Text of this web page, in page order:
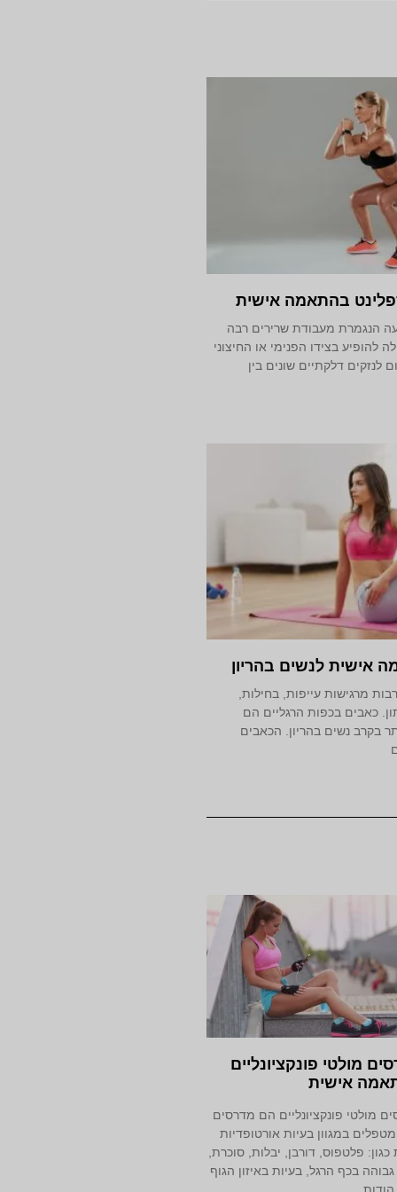
בהתאמה אישית
הנגמרת מעבודת שרירים רבה
להופיע בצידו הפנימי או החיצוני
לנזקים דלקתיים שונים בין
אישית לנשים בהריון
מרגישות עייפות, בחילות,
כאבים בכפות הרגליים הם
בקרב נשים בהריון. הכאבים
מולטי פונקציונליים
אישית
מולטי פונקציונליים הם מדרסים
במגוון בעיות אורטופדיות
כגון: פלטפוס, דורבן, יבלות, סוכרת,
בכף הרגל, בעיות באיזון הגוף